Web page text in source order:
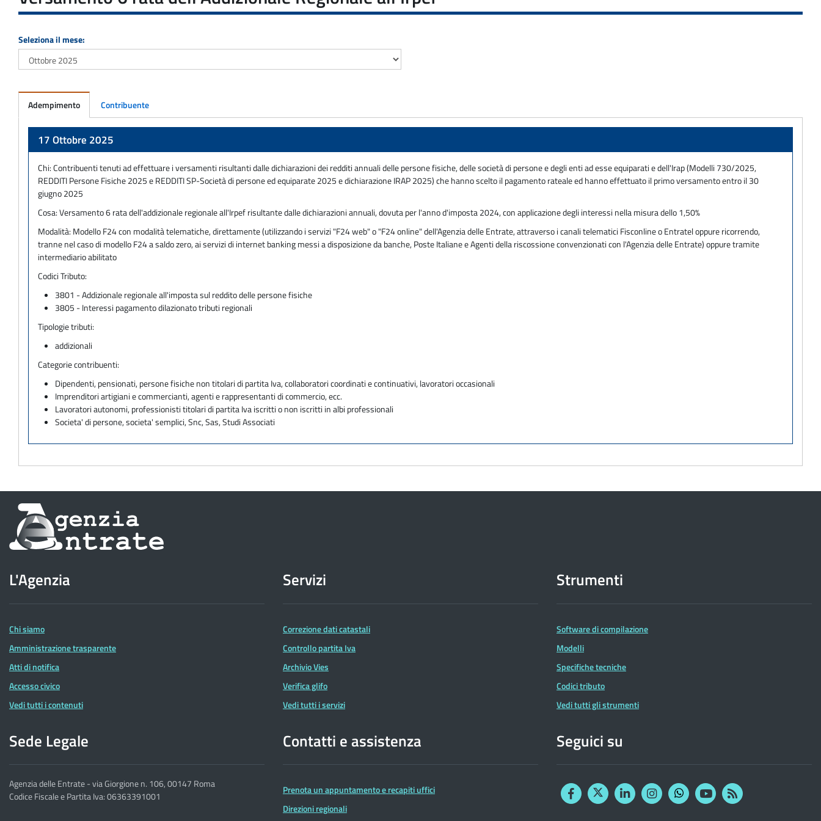
Seleziona il mese:
Adempimento Contribuente
17 Ottobre 2025
Chi:Contribuenti tenuti ad effettuare i versamenti risultanti dalle dichiarazioni dei redditi annuali delle persone fisiche, delle società di persone e degli enti ad esse equiparati e dell'Irap (Modelli 730/2025,
REDDITI Persone Fisiche 2025 e REDDITI SP-Società di persone ed equiparate 2025 e dichiarazione IRAP 2025) che hanno scelto il pagamento rateale ed hanno effettuato il primo versamento entro il 30
giugno 2025
Cosa:Versamento 6 rata dell'addizionale regionale all'Irpef risultante dalle dichiarazioni annuali, dovuta per l'anno d'imposta 2024, con applicazione degli interessi nella misura dello 1,50%
Modalità: Modello F24 con modalità telematiche, direttamente (utilizzando i servizi "F24 web" o "F24 online" dell'Agenzia delle Entrate, attraverso i canali telematici Fisconline o Entratel oppure ricorrendo,
tranne nel caso di modello F24 a saldo zero, ai servizi di internet banking messi a disposizione da banche, Poste Italiane e Agenti della riscossione convenzionati con l'Agenzia delle Entrate) oppure tramite
intermediario abilitato
Codici Tributo:
3801 - Addizionale regionale all'imposta sul reddito delle persone fisiche
3805 - Interessi pagamento dilazionato tributi regionali
Tipologie tributi:
addizionali
Categorie contribuenti:
Dipendenti, pensionati, persone fisiche non titolari di partita Iva, collaboratori coordinati e continuativi, lavoratori occasionali
Imprenditori artigiani e commercianti, agenti e rappresentanti di commercio, ecc.
Lavoratori autonomi, professionisti titolari di partita Iva iscritti o non iscritti in albi professionali
Societa' di persone, societa' semplici, Snc, Sas, Studi Associati
Informazioni
sul
dell'Agenzia
delle
Entrate
L'Agenzia
Chi siamo
Amministrazione trasparente
Atti di notifica
Accesso civico
Vedi tutti i contenuti
Servizi
Correzione dati catastali
Controllo partita Iva
Archivio Vies
Verifica glifo
Vedi tutti i servizi
Strumenti
Software di compilazione
Modelli
Specifiche tecniche
Codici tributo
Vedi tutti gli strumenti
Sede Legale
Agenzia delle Entrate - via Giorgione n. 106, 00147 Roma
Codice Fiscale e Partita Iva: 06363391001
Contatti e assistenza
Prenota un appuntamento e recapiti uffici
Direzioni regionali
Seguici su
FacebookTwitterLinkedinInstagram
YouTubeRSS